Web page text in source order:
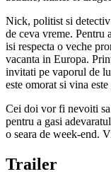
Nick, politist si detectiv
de ceva vreme. Pentru
isi respecta o veche
vacanta in Europa.
invitati pe vaporul de
este omorat si vina
Cei doi vor fi nevoiti
pentru a gasi
o seara de week-end.
Trailer